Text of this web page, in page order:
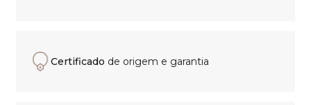
Certificado de origem e garantia